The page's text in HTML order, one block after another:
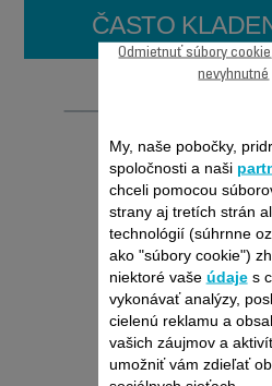
ČASTO
My, naše pobočky,
spoločnosti a naši
chceli pomocou
strany aj tretích strán
technológií (súhrnne
ako "súbory cookie")
niektoré vaše údajes
vykonávať analýzy,
cielenú reklamu a
vašich záujmov a
umožniť vám zdieľať
Odmietnuť súbory
nevyhnutné